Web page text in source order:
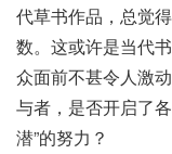
代草书作品，总觉
数。这或许是当代
众面前不甚令人激
与者，是否开启了
潜”的努力？